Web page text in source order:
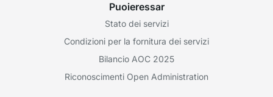
Puoieressar
Stato dei servizi
Condizioni per la fornitura dei servizi
Bilancio AOC 2025
Riconoscimenti Open Administration